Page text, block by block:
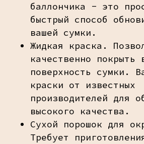
баллончика - это
быстрый способ
вашей сумки.
Жидкая краска.
качественно покрыть
поверхность сумки.
краски от известных
производителей для
высокого качества.
Сухой порошок для
Требует